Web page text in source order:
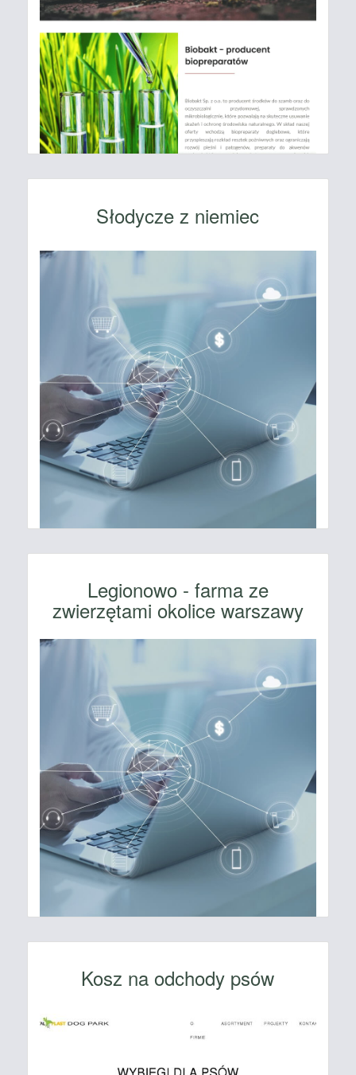
Słodycze z niemiec
Legionowo - farma ze
zwierzętami okolice warszawy
Kosz na odchody psów